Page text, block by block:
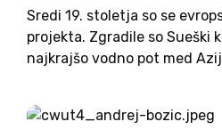
Sredi 19. stoletja so se
projekta. Zgradile so Sueški
najkrajšo vodno pot med
dokončan leta 1869 in je v